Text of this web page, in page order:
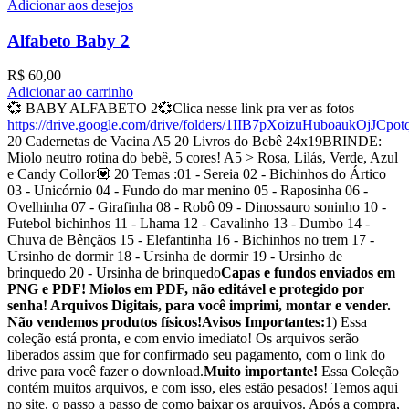
Adicionar aos desejos
Alfabeto Baby 2
R$ 60,00
Adicionar ao carrinho
💞 BABY ALFABETO 2💞Clica nesse link pra ver as fotos
https://drive.google.com/drive/folders/
20 Cadernetas de Vacina A5 20 Livros do Bebê 24x19BRINDE:
Miolo neutro rotina do bebê, 5 cores! A5 > Rosa, Lilás, Verde, Azul
e Candy Collor💟 20 Temas :01 - Sereia 02 - Bichinhos do Ártico
03 - Unicórnio 04 - Fundo do mar menino 05 - Raposinha 06 -
Ovelhinha 07 - Girafinha 08 - Robô 09 - Dinossauro soninho 10 -
Futebol bichinhos 11 - Lhama 12 - Cavalinho 13 - Dumbo 14 -
Chuva de Bênçãos 15 - Elefantinha 16 - Bichinhos no trem 17 -
Ursinho de dormir 18 - Ursinha de dormir 19 - Ursinho de
brinquedo 20 - Ursinha de brinquedoCapas e fundos enviados em
PNG e PDF! Miolos em PDF, não editável e protegido por
senha! Arquivos Digitais, para você imprimi, montar e vender.
Não vendemos produtos físicos!Avisos Importantes:1) Essa
coleção está pronta, e com envio imediato! Os arquivos serão
liberados assim que for confirmado seu pagamento, com o link do
drive para você fazer o download.Muito importante! Essa Coleção
contém muitos arquivos, e com isso, eles estão pesados! Temos aqui
no site, o passo a passo de como baixar os arquivos. Após a compra,